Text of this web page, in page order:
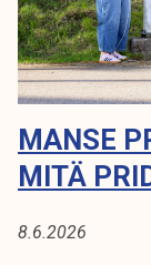
i
j
a
k
u
n
t
s
e
p
r
d
MANSE
MITÄ
8.6.2026